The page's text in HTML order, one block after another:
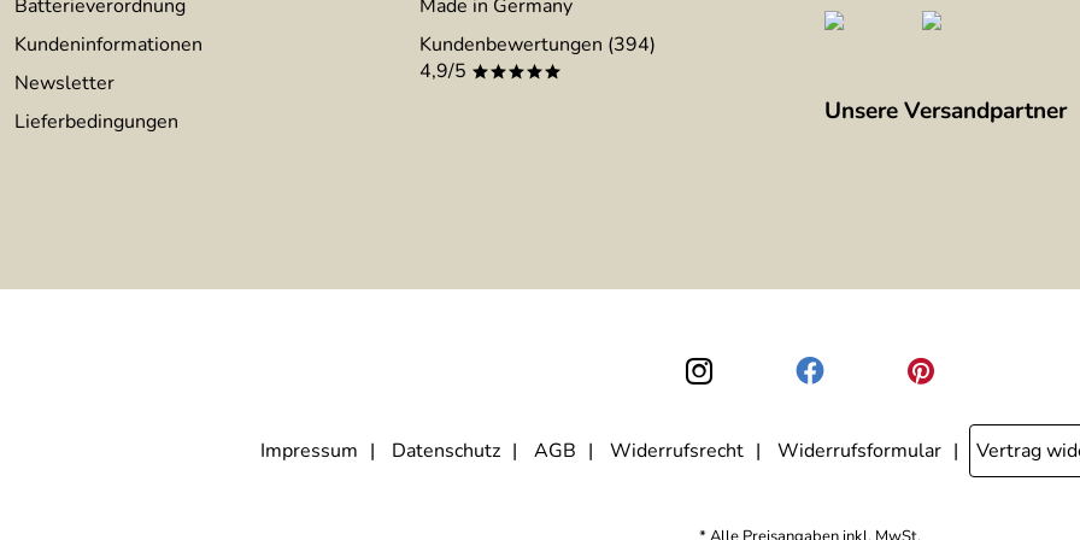
Batterieverordnung
Kundeninformationen
Newsletter
Lieferbedingungen
Made in Germany
Kundenbewertungen (394)
4,9/5 *****
Unsere Versandpartner
Impressum Datenschutz AGB Widerrufsrecht Widerrufsformular Vertrag